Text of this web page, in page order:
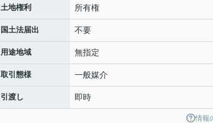
土地権利 所有権
国土法届出 不要
用途地域 無指定
取引態様 一般媒介
引渡し 即時
情報